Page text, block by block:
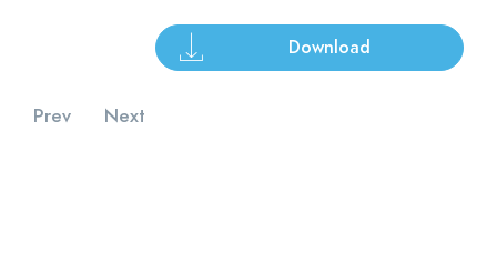
Download
Prev Next